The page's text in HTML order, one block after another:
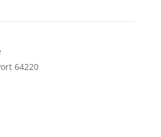
64220